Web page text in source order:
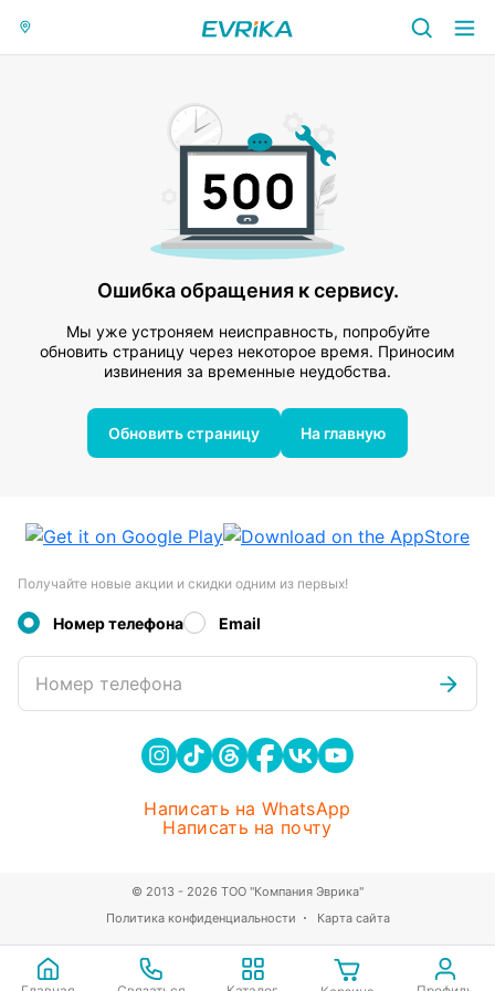
Ошибка обращения к сервису.
Мы уже устроняем неисправность, попробуйте
обновить страницу через некоторое время. Приносим
извинения за временные неудобства.
Обновить страницу На главную
Получайте новые акции и скидки одним из первых!
Номер телефона Email
Номер телефона
Написать на WhatsApp
Написать на почту
Политика конфиденциальности Карта сайта
© 2013 - 2026 ТОО "Компания Эврика"